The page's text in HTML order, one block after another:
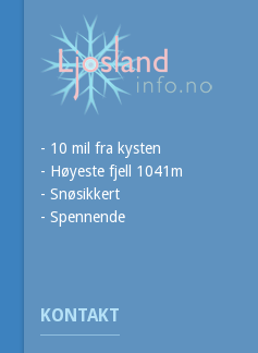
- 10 mil fra kysten
- Høyeste fjell 1041m
- Snøsikkert
- Spennende
KONTAKT